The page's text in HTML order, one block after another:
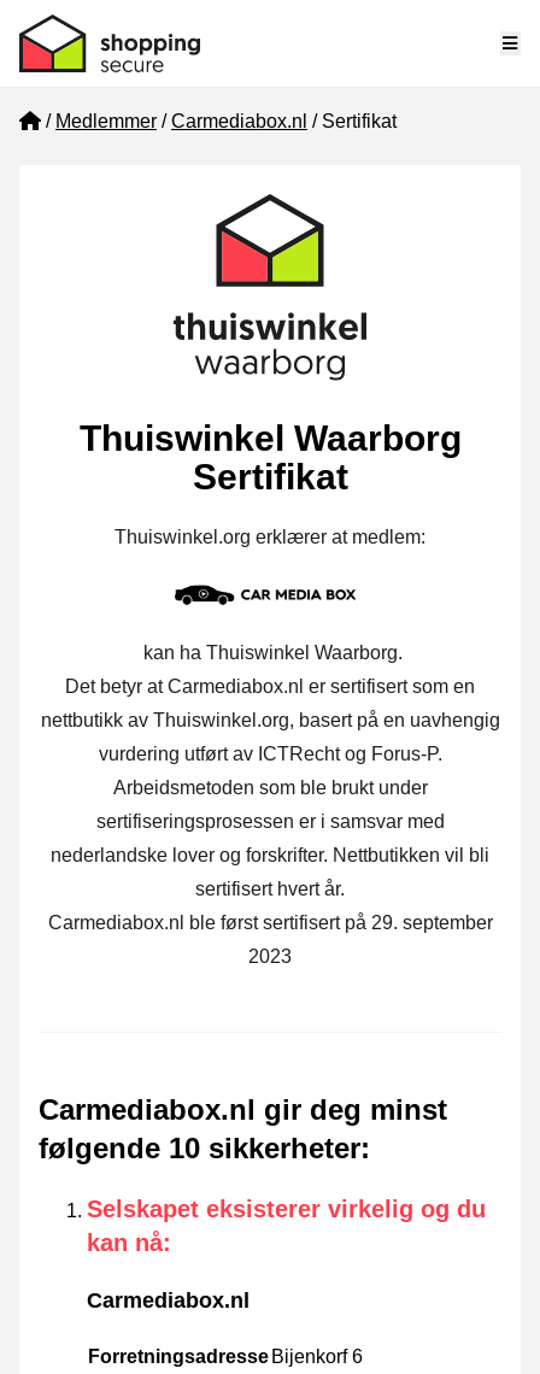
Home
Medlemmer Carmediabox.nl Sertifikat
Thuiswinkel Waarborg
Sertifikat
Thuiswinkel.org erklærer at medlem:
kan ha Thuiswinkel Waarborg.
Det betyr at Carmediabox.nl er sertifisert som en
nettbutikk av Thuiswinkel.org, basert på en uavhengig
vurdering utført av ICTRecht og Forus-P.
Arbeidsmetoden som ble brukt under
sertifiseringsprosessen er i samsvar med
nederlandske lover og forskrifter. Nettbutikken vil bli
sertifisert hvert år.
Carmediabox.nl ble først sertifisert på 29. september
2023
Carmediabox.nl gir deg minst
følgende 10 sikkerheter:
Selskapet eksisterer virkelig og du
kan nå:
Carmediabox.nl
Forretningsadresse Bijenkorf 6